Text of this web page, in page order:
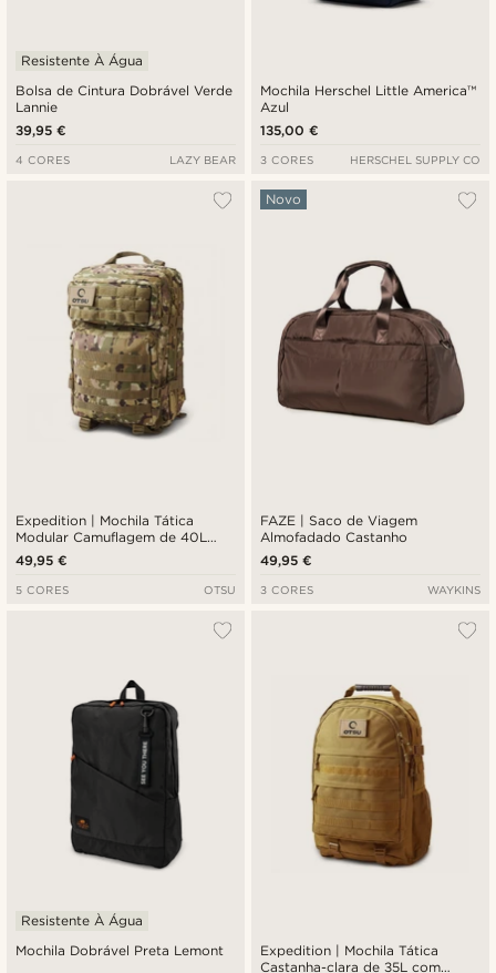
Bolsa de Cintura Dobrável Verde
Lannie
Resistente À Água
39,95 €
4 CORES LAZY BEAR
Mochila Herschel Little America™
Azul
135,00 €
3 CORES HERSCHEL SUPPLY CO
Expedition | Mochila Tática
Modular Camuflagem de 40L
com Painel de Distintivos
49,95 €
5 CORES OTSU
FAZE | Saco de Viagem
Almofadado Castanho
Novo
49,95 €
3 CORES WAYKINS
Mochila Dobrável Preta Lemont
Resistente À Água
Expedition | Mochila Tática
Castanha-clara de 35L com